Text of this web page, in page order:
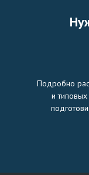
Подробно
и типовых